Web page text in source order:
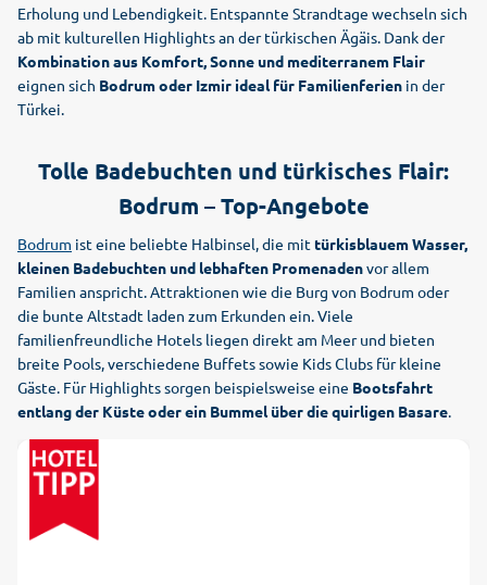
Erholung und Lebendigkeit. Entspannte Strandtage wechseln sich
ab mit kulturellen Highlights an der türkischen Ägäis. Dank der
Kombination aus Komfort, Sonne und mediterranem Flair
eignen sich Bodrum oder Izmir ideal für Familienferien in der
Türkei.
Tolle Badebuchten und türkisches Flair:
Bodrum – Top-Angebote
Bodrum ist eine beliebte Halbinsel, die mittürkisblauem Wasser,
kleinen Badebuchten und lebhaften Promenadenvor allem
Familien anspricht. Attraktionen wie die Burg von Bodrum oder
die bunte Altstadt laden zum Erkunden ein. Viele
familienfreundliche Hotels liegen direkt am Meer und bieten
breite Pools, verschiedene Buffets sowie Kids Clubs für kleine
Gäste. Für Highlights sorgen beispielsweise eine Bootsfahrt
entlang der Küste oder ein Bummel über die quirligen Basare.